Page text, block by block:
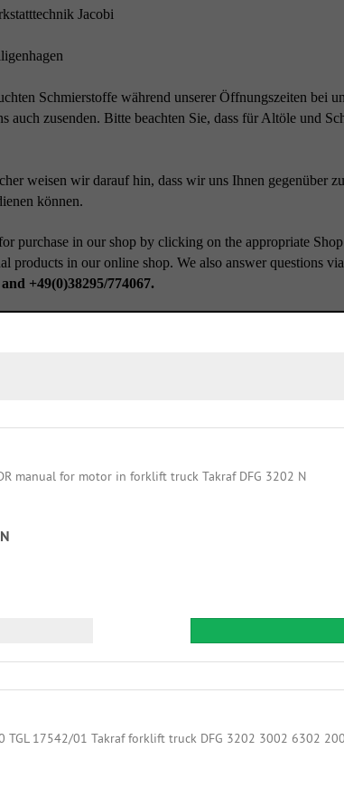
Jacobi
Schmierstoffe während unserer Öffnungszeiten bei
auch zusenden. Bitte beachten Sie, dass für Altöle und
weisen wir darauf hin, dass wir uns Ihnen gegenüber
können.
purchase in our shop by clicking on the appropriate
products in our online shop. We also answer questions via
+49(0)38295/774067.